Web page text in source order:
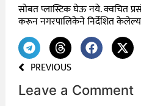
सोबत प्लास्टिक घेऊ नये. क्वचित
करून नगरपालिकेने निर्देशित
PREVIOUS
Leave a Comment